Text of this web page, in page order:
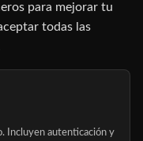
para mejorar tu
todas las
Incluyen autenticación y